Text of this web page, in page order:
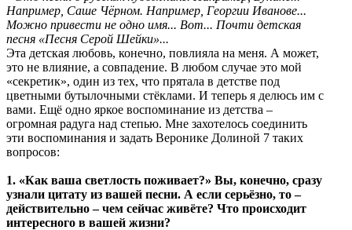
Например, Саше Чёрном. Например, Георгии Иванове...
Можно привести не одно имя... Вот... Почти детская
песня «Песня Серой Шейки»...
Эта детская любовь, конечно, повлияла на меня. А может,
это не влияние, а совпадение. В любом случае это мой
«секретик», один из тех, что прятала в детстве под
цветными бутылочными стёклами. И теперь я делюсь им с
вами. Ещё одно яркое воспоминание из детства –
огромная радуга над степью. Мне захотелось соединить
эти воспоминания и задать Веронике Долиной 7 таких
вопросов:
1. «Как ваша светлость поживает?» Вы, конечно, сразу
узнали цитату из вашей песни. А если серьёзно, то –
действительно – чем сейчас живёте? Что происходит
интересного в вашей жизни?